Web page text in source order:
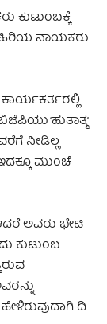
ಕುಟುಂಬಕ್ಕೆ
ಹಿರಿಯ ನಾಯಕರು
‘ಹುತಾತ್ಮ’
ನೀಡಿಲ್ಲ
ಮುಂಚೆ
ಅವರು ಭೇಟಿ
ಕುಟುಂಬ
ದಿ